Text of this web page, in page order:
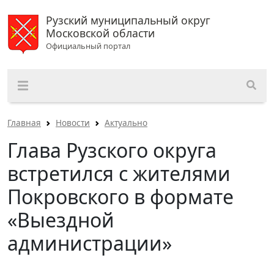
Рузский муниципальный округ
Московской области
Официальный портал
Главная Новости Актуально
Глава Рузского округа
встретился с жителями
Покровского в формате
«Выездной
администрации»